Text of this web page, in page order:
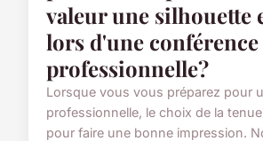
valeur une silhouette
lors d'une conférence
professionnelle?
Lorsque vous vous préparez pour
professionnelle, le choix de la
pour faire une bonne impression.